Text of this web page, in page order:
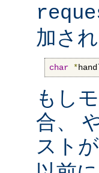
加さ
char *
もし
合、
ストが